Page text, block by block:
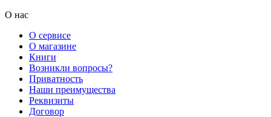
О нас
О сервисе
О магазине
Книги
Возникли вопросы?
Приватность
Наши преимущества
Реквизиты
Договор